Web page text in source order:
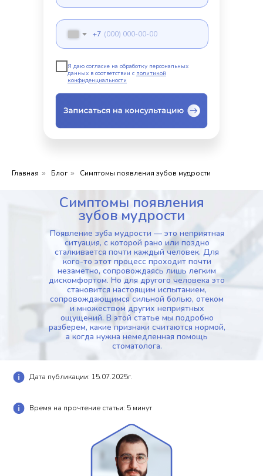
+7
Я даю согласие на обработку персональных
данных в соответствии с политикой
конфиденциальности
Главная » Блог » Симптомы появления зубов мудрости
Симптомы появления
зубов мудрости
Появление зуба мудрости — это неприятная
ситуация, с которой рано или поздно
сталкивается почти каждый человек. Для
кого-то этот процесс проходит почти
незаметно, сопровождаясь лишь легким
дискомфортом. Но для другого человека это
становится настоящим испытанием,
сопровождающимся сильной болью, отеком
и множеством других неприятных
ощущений. В этой статье мы подробно
разберем, какие признаки считаются нормой,
а когда нужна немедленная помощь
стоматолога.
Дата публикации: 15.07.2025г.
Время на прочтение статьи: 5 минут